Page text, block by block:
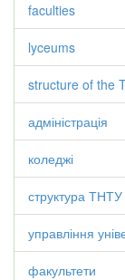
faculties
lyceums
structure of the
адміністрація
коледжі
структура ТНТУ
управління
факультети